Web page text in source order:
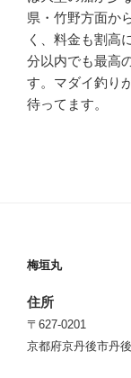
県・竹野方面か
く、料金も割高
分以内でも最高
す。マダイ釣り
待ってます。
梅垣丸
住所
〒627-0201
京都府京丹後市丹